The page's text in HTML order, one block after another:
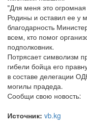
"Для меня это
Родины и оставил ее у
благодарность
всем, кто помог
подполковник.
Потрясает символизм
гибели бойца его
в составе делегации
могилы прадеда.
Сообщи свою новость:
Источник: vb.kg